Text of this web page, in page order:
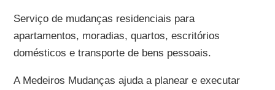
Serviço de mudanças residenciais para
apartamentos, moradias, quartos, escritórios
domésticos e transporte de bens pessoais.
A Medeiros Mudanças ajuda a planear e executar